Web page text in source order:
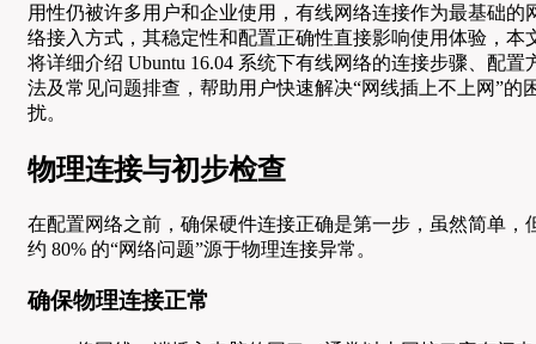
用性仍被许多用户和企业使用，有线网络连接作为最基础的
络接入方式，其稳定性和配置正确性直接影响使用体验，本
将详细介绍 Ubuntu 16.04 系统下有线网络的连接步骤、配置
法及常见问题排查，帮助用户快速解决“网线插上不上网”的
扰。
物理连接与初步检查
在配置网络之前，确保硬件连接正确是第一步，虽然简单，
约 80% 的“网络问题”源于物理连接异常。
确保物理连接正常